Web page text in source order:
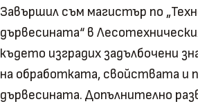
Завършил съм магистър по
дървесината“ в
където изградих задълбочени
на обработката, свойствата и
дървесината. Допълнително